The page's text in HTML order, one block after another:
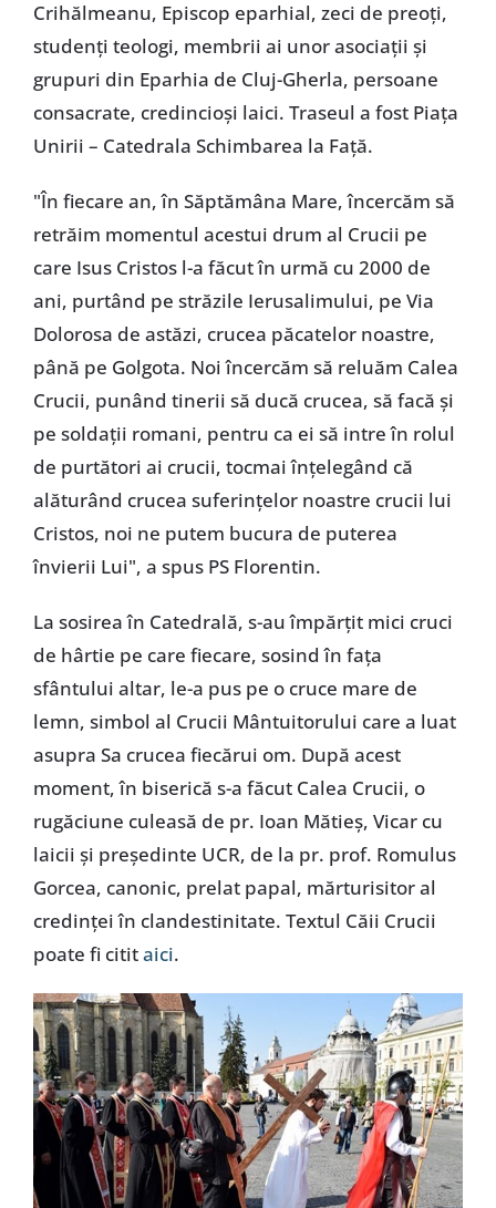
Crihălmeanu, Episcop eparhial, zeci de preoți,
studenți teologi, membrii ai unor asociații și
grupuri din Eparhia de Cluj-Gherla, persoane
consacrate, credincioși laici. Traseul a fost Piața
Unirii – Catedrala Schimbarea la Față.
"În fiecare an, în Săptămâna Mare, încercăm să
retrăim momentul acestui drum al Crucii pe
care Isus Cristos l-a făcut în urmă cu 2000 de
ani, purtând pe străzile Ierusalimului, pe Via
Dolorosa de astăzi, crucea păcatelor noastre,
până pe Golgota. Noi încercăm să reluăm Calea
Crucii, punând tinerii să ducă crucea, să facă și
pe soldații romani, pentru ca ei să intre în rolul
de purtători ai crucii, tocmai înțelegând că
alăturând crucea suferințelor noastre crucii lui
Cristos, noi ne putem bucura de puterea
învierii Lui", a spus PS Florentin.
La sosirea în Catedrală, s-au împărțit mici cruci
de hârtie pe care fiecare, sosind în fața
sfântului altar, le-a pus pe o cruce mare de
lemn, simbol al Crucii Mântuitorului care a luat
asupra Sa crucea fiecărui om. După acest
moment, în biserică s-a făcut Calea Crucii, o
rugăciune culeasă de pr. Ioan Mătieș, Vicar cu
laicii și președinte UCR, de la pr. prof. Romulus
Gorcea, canonic, prelat papal, mărturisitor al
credinței în clandestinitate. Textul Căii Crucii
poate fi cititaici.